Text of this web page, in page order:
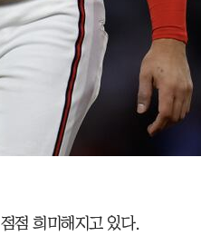
점 희미해지고 있다.